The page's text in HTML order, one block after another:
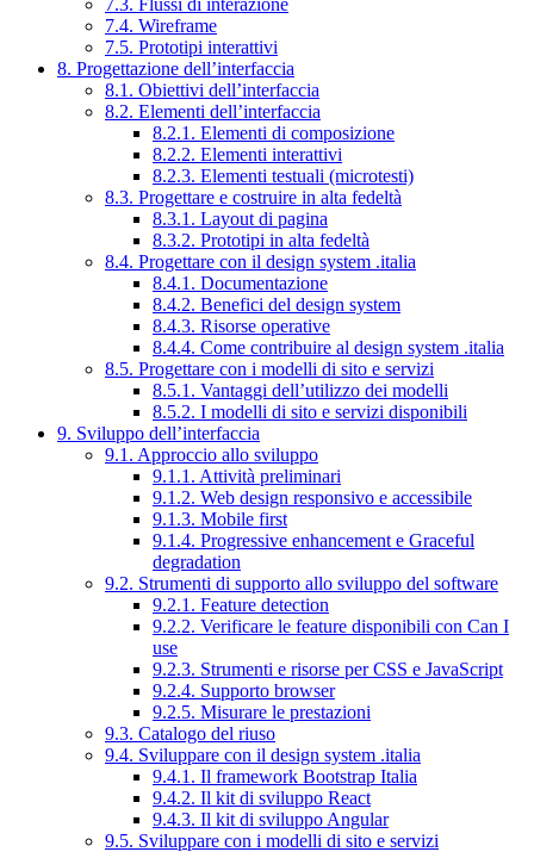
7.3. Flussi di interazione
7.4. Wireframe
7.5. Prototipi interattivi
8. Progettazione dell’interfaccia
8.1. Obiettivi dell’interfaccia
8.2. Elementi dell’interfaccia
8.2.1. Elementi di composizione
8.2.2. Elementi interattivi
8.2.3. Elementi testuali (microtesti)
8.3. Progettare e costruire in alta fedeltà
8.3.1. Layout di pagina
8.3.2. Prototipi in alta fedeltà
8.4. Progettare con il design system .italia
8.4.1. Documentazione
8.4.2. Benefici del design system
8.4.3. Risorse operative
8.4.4. Come contribuire al design system .italia
8.5. Progettare con i modelli di sito e servizi
8.5.1. Vantaggi dell’utilizzo dei modelli
8.5.2. I modelli di sito e servizi disponibili
9. Sviluppo dell’interfaccia
9.1. Approccio allo sviluppo
9.1.1. Attività preliminari
9.1.2. Web design responsivo e accessibile
9.1.3. Mobile first
9.1.4. Progressive enhancement e Graceful
degradation
9.2. Strumenti di supporto allo sviluppo del software
9.2.1. Feature detection
9.2.2. Verificare le feature disponibili con Can I
use
9.2.3. Strumenti e risorse per CSS e JavaScript
9.2.4. Supporto browser
9.2.5. Misurare le prestazioni
9.3. Catalogo del riuso
9.4. Sviluppare con il design system .italia
9.4.1. Il framework Bootstrap Italia
9.4.2. Il kit di sviluppo React
9.4.3. Il kit di sviluppo Angular
9.5. Sviluppare con i modelli di sito e servizi